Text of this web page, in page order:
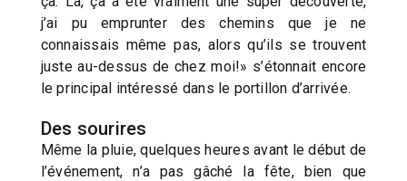
j’ai pu emprunter des chemins que je ne
connaissais même pas, alors qu’ils se trouvent
juste au-dessus de chez moi!» s’étonnait encore
le principal intéressé dans le portillon d’arrivée.
Des sourires
Même la pluie, quelques heures avant le début de
l’événement, n’a pas gâché la fête, bien que